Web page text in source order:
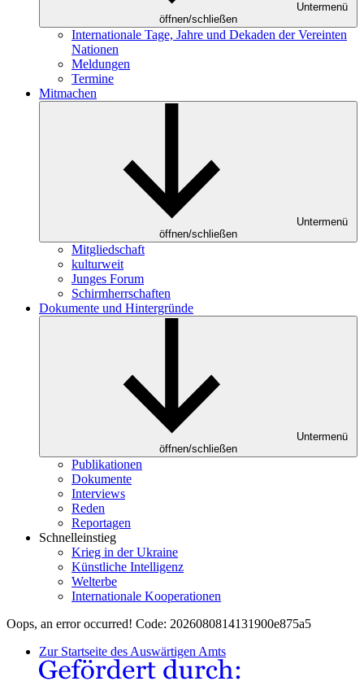
Untermenü
öffnen/schließen
Internationale Tage, Jahre und Dekaden der Vereinten
Nationen
Meldungen
Termine
Mitmachen
Untermenü
öffnen/schließen
Mitgliedschaft
kulturweit
Junges Forum
Schirmherrschaften
Dokumente und Hintergründe
Untermenü
öffnen/schließen
Publikationen
Dokumente
Interviews
Reden
Reportagen
Schnelleinstieg
Krieg in der Ukraine
Künstliche Intelligenz
Welterbe
Internationale Kooperationen
Oops, an error occurred! Code: 2026080814131900e875a5
Zur Startseite des Auswärtigen Amts